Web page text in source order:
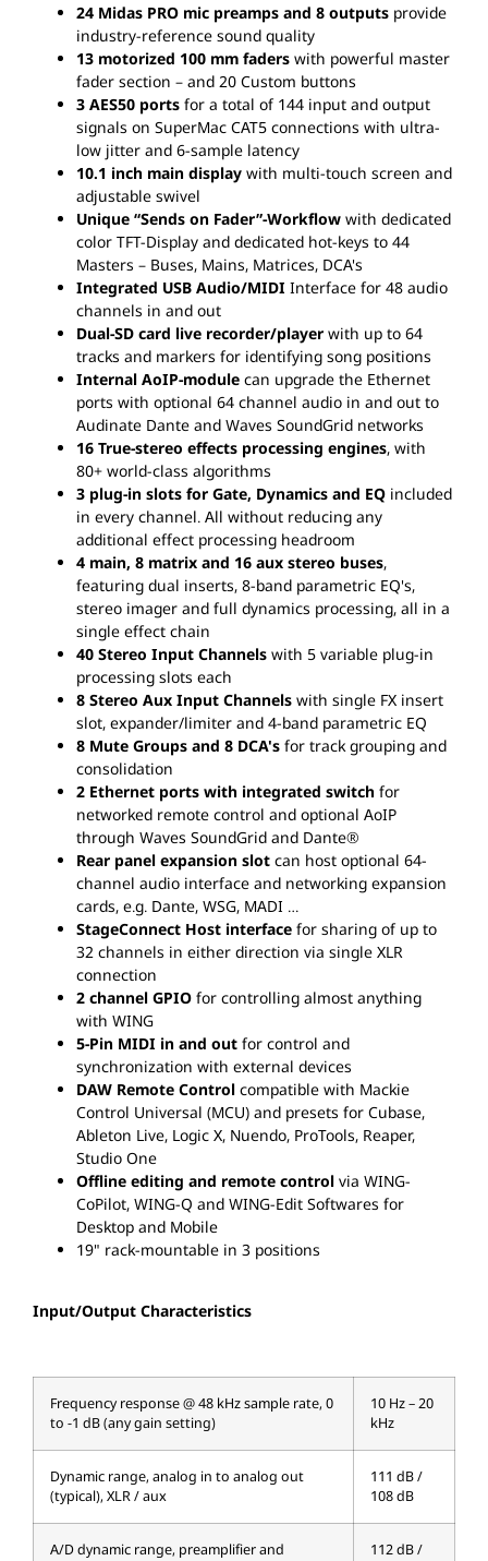
24 Midas PRO mic preamps and 8 outputs provide
industry-reference sound quality
13 motorized 100 mm faders with powerful master
fader section – and 20 Custom buttons
3 AES50 ports for a total of 144 input and output
signals on SuperMac CAT5 connections with ultra-
low jitter and 6-sample latency
10.1 inch main display with multi-touch screen and
adjustable swivel
Unique “Sends on Fader”-Workflow with dedicated
color TFT-Display and dedicated hot-keys to 44
Masters – Buses, Mains, Matrices, DCA's
Integrated USB Audio/MIDI Interface for 48 audio
channels in and out
Dual-SD card live recorder/player with up to 64
tracks and markers for identifying song positions
Internal AoIP-module can upgrade the Ethernet
ports with optional 64 channel audio in and out to
Audinate Dante and Waves SoundGrid networks
16 True-stereo effects processing engines, with
80+ world-class algorithms
3 plug-in slots for Gate, Dynamics and EQ included
in every channel. All without reducing any
additional effect processing headroom
4 main, 8 matrix and 16 aux stereo buses,
featuring dual inserts, 8-band parametric EQ's,
stereo imager and full dynamics processing, all in a
single effect chain
40 Stereo Input Channels with 5 variable plug-in
processing slots each
8 Stereo Aux Input Channels with single FX insert
slot, expander/limiter and 4-band parametric EQ
8 Mute Groups and 8 DCA's for track grouping and
consolidation
2 Ethernet ports with integrated switch for
networked remote control and optional AoIP
through Waves SoundGrid and Dante®
Rear panel expansion slot can host optional 64-
channel audio interface and networking expansion
cards, e.g. Dante, WSG, MADI …
StageConnect Host interface for sharing of up to
32 channels in either direction via single XLR
connection
2 channel GPIO for controlling almost anything
with WING
5-Pin MIDI in and out for control and
synchronization with external devices
DAW Remote Control compatible with Mackie
Control Universal (MCU) and presets for Cubase,
Ableton Live, Logic X, Nuendo, ProTools, Reaper,
Studio One
Offline editing and remote control via WING-
CoPilot, WING-Q and WING-Edit Softwares for
Desktop and Mobile
19" rack-mountable in 3 positions
Input/Output Characteristics
Frequency response @ 48 kHz sample rate, 0
to -1 dB (any gain setting)
10 Hz – 20
kHz
Dynamic range, analog in to analog out
(typical), XLR / aux
111 dB /
108 dB
A/D dynamic range, preamplifier and
112 dB /